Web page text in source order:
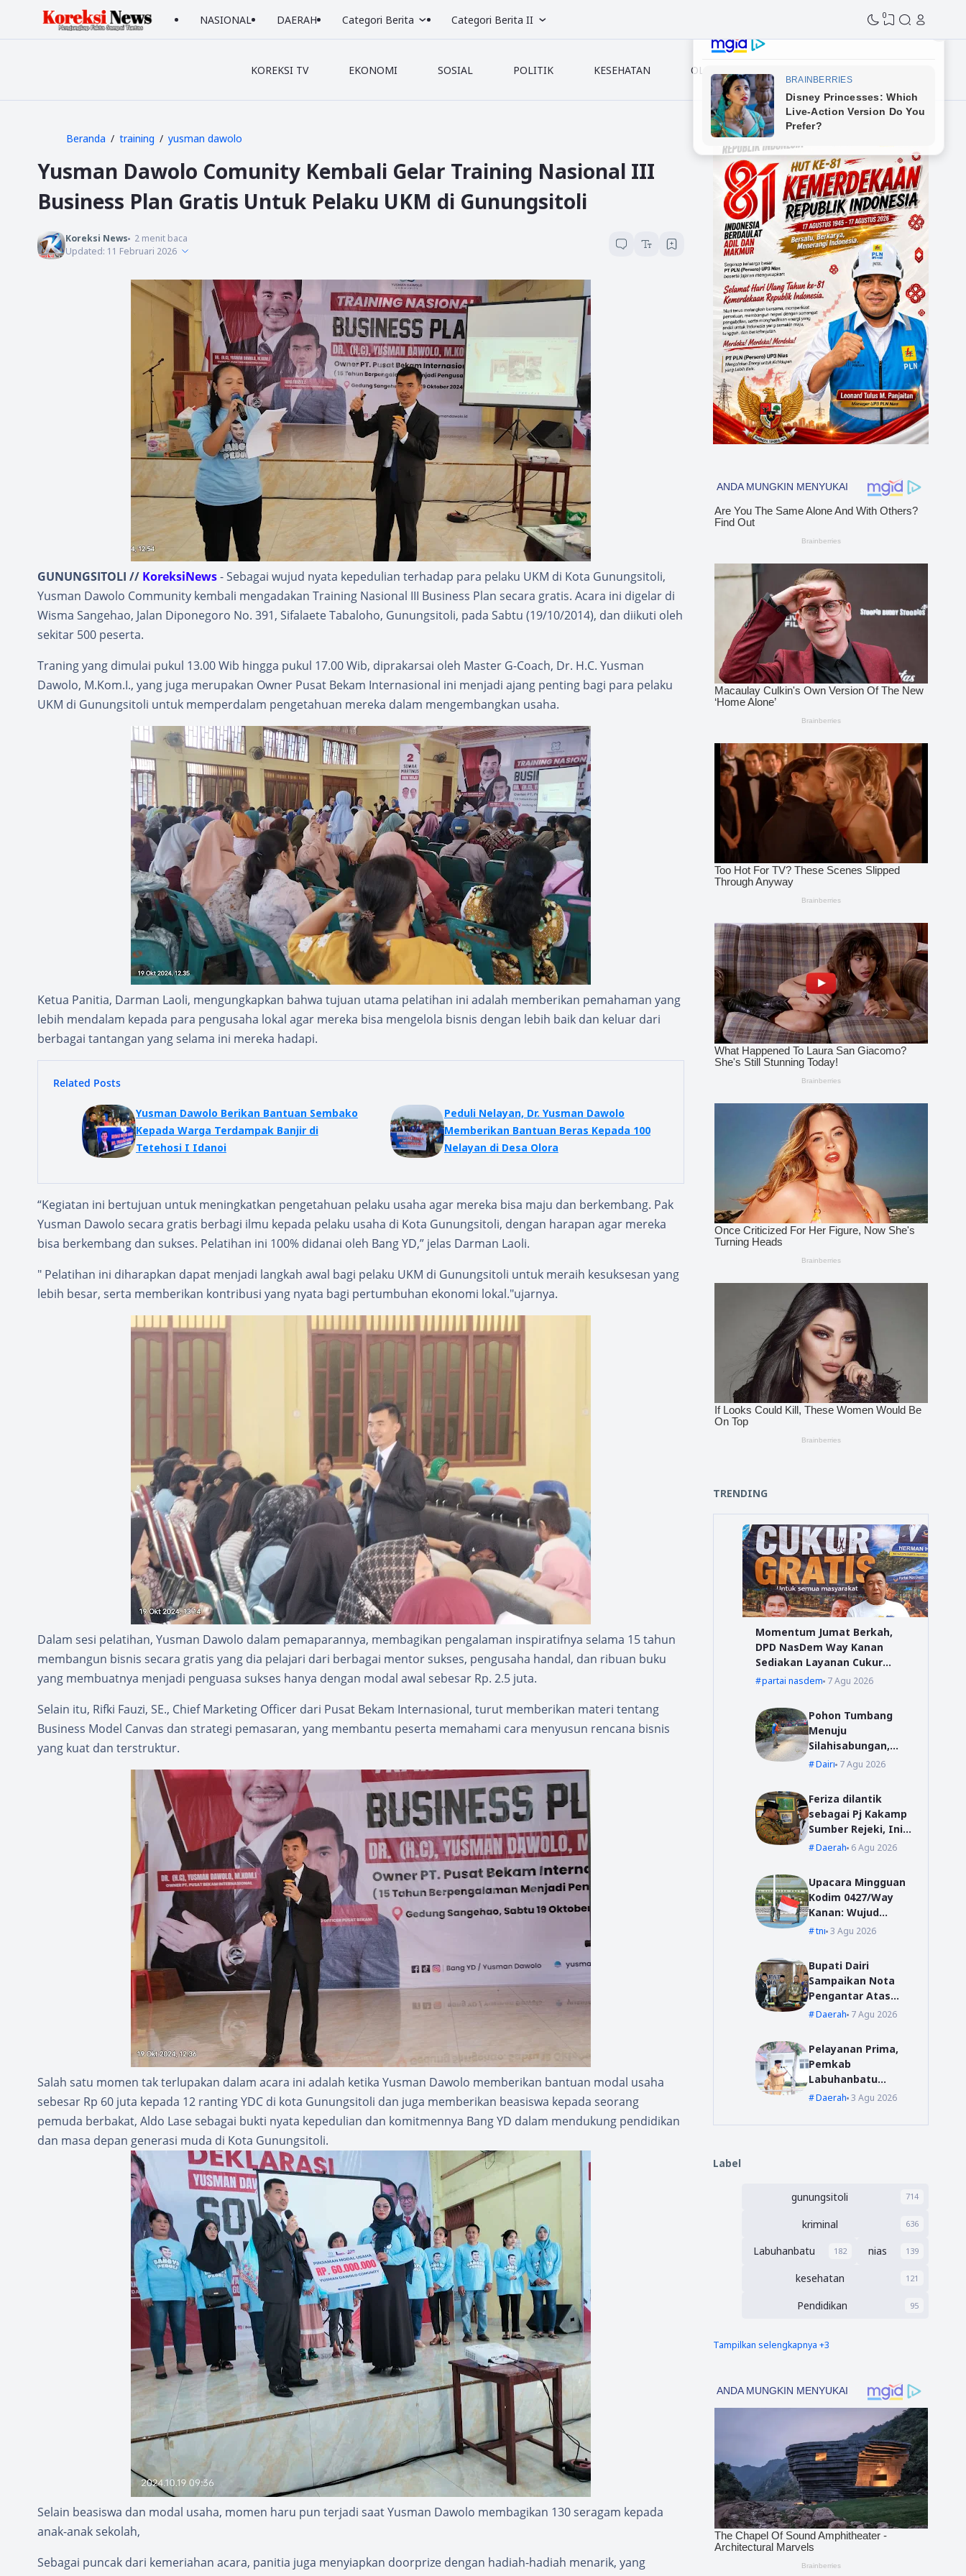
NASIONAL DAERAH Categori Berita Categori Berita II 0
KOREKSI TV EKONOMI SOSIAL POLITIK KESEHATAN OLAHRAGA
Beranda training yusman dawolo
Yusman Dawolo Comunity Kembali Gelar Training Nasional III
Business Plan Gratis Untuk Pelaku UKM di Gunungsitoli
Koreksi News 2menit baca
Updated: 11 Februari 2026
GUNUNGSITOLI // KoreksiNews- Sebagai wujud nyata kepedulian terhadap para pelaku UKM di Kota Gunungsitoli,
Yusman Dawolo Community kembali mengadakan Training Nasional III Business Plan secara gratis. Acara ini digelar di
Wisma Sangehao, Jalan Diponegoro No. 391, Sifalaete Tabaloho, Gunungsitoli, pada Sabtu (19/10/2014), dan diikuti oleh
sekitar 500 peserta.
Traning yang dimulai pukul 13.00 Wib hingga pukul 17.00 Wib, diprakarsai oleh Master G-Coach, Dr. H.C. Yusman
Dawolo, M.Kom.I., yang juga merupakan Owner Pusat Bekam Internasional ini menjadi ajang penting bagi para pelaku
UKM di Gunungsitoli untuk memperdalam pengetahuan mereka dalam mengembangkan usaha.
Ketua Panitia, Darman Laoli, mengungkapkan bahwa tujuan utama pelatihan ini adalah memberikan pemahaman yang
lebih mendalam kepada para pengusaha lokal agar mereka bisa mengelola bisnis dengan lebih baik dan keluar dari
berbagai tantangan yang selama ini mereka hadapi.
Related Posts
Yusman Dawolo Berikan Bantuan Sembako
Kepada Warga Terdampak Banjir di
Tetehosi I Idanoi
Peduli Nelayan, Dr. Yusman Dawolo
Memberikan Bantuan Beras Kepada 100
Nelayan di Desa Olora
“Kegiatan ini bertujuan untuk meningkatkan pengetahuan pelaku usaha agar mereka bisa maju dan berkembang. Pak
Yusman Dawolo secara gratis berbagi ilmu kepada pelaku usaha di Kota Gunungsitoli, dengan harapan agar mereka
bisa berkembang dan sukses. Pelatihan ini 100% didanai oleh Bang YD,” jelas Darman Laoli.
" Pelatihan ini diharapkan dapat menjadi langkah awal bagi pelaku UKM di Gunungsitoli untuk meraih kesuksesan yang
lebih besar, serta memberikan kontribusi yang nyata bagi pertumbuhan ekonomi lokal."ujarnya.
Dalam sesi pelatihan, Yusman Dawolo dalam pemaparannya, membagikan pengalaman inspiratifnya selama 15 tahun
membangun bisnis secara gratis yang dia pelajari dari berbagai mentor sukses, pengusaha handal, dan ribuan buku
yang membuatnya menjadi penguasa sukses hanya dengan modal awal sebesar Rp. 2.5 juta.
Selain itu, Rifki Fauzi, SE., Chief Marketing Officer dari Pusat Bekam Internasional, turut memberikan materi tentang
Business Model Canvas dan strategi pemasaran, yang membantu peserta memahami cara menyusun rencana bisnis
yang kuat dan terstruktur.
Salah satu momen tak terlupakan dalam acara ini adalah ketika Yusman Dawolo memberikan bantuan modal usaha
sebesar Rp 60 juta kepada 12 ranting YDC di kota Gunungsitoli dan juga memberikan beasiswa kepada seorang
pemuda berbakat, Aldo Lase sebagai bukti nyata kepedulian dan komitmennya Bang YD dalam mendukung pendidikan
dan masa depan generasi muda di Kota Gunungsitoli.
Selain beasiswa dan modal usaha, momen haru pun terjadi saat Yusman Dawolo membagikan 130 seragam kepada
anak-anak sekolah,
Sebagai puncak dari kemeriahan acara, panitia juga menyiapkan doorprize dengan hadiah-hadiah menarik, yang
TRENDING
Momentum Jumat Berkah,
DPD NasDem Way Kanan
Sediakan Layanan Cukur
Gratis
partai nasdem 7 Agu 2026
Pohon Tumbang
Menuju
Silahisabungan,
BPBD Dairi Lakukan
Dairi 7 Agu 2026
Feriza dilantik
sebagai Pj Kakamp
Sumber Rejeki, Ini
Pesan Sekda Way
Daerah 6 Agu 2026
Upacara Mingguan
Kodim 0427/Way
Kanan: Wujud
Komitmen Jaga
Prajurit
tni 3 Agu 2026
Bupati Dairi
Sampaikan Nota
Pengantar Atas
Rancangan KUA-
Daerah 7 Agu 2026
Pelayanan Prima,
Pemkab
Labuhanbatu
Siapkan Pelatihan
Kompetensi
Daerah 3 Agu 2026
Label
gunungsitoli 714
kriminal 636
Labuhanbatu 182 nias 139
kesehatan 121
Pendidikan 95
nias barat
Tampilkan selengkapnya +3